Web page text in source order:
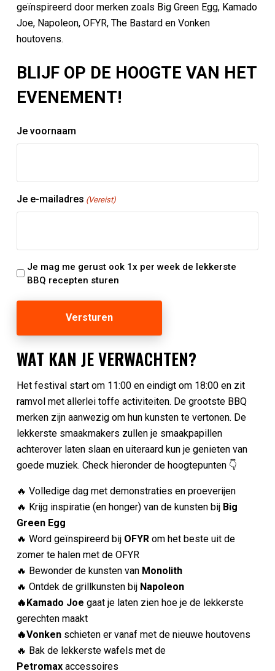
geïnspireerd door merken zoals Big Green Egg, Kamado
Joe, Napoleon, OFYR, The Bastard en Vonken
houtovens.
BLIJF OP DE HOOGTE VAN HET
EVENEMENT!
Je voornaam
Je e-mailadres (Vereist)
Je mag me gerust ook 1x per week de lekkerste
BBQ recepten sturen
WAT KAN JE VERWACHTEN?
Het festival start om 11:00 en eindigt om 18:00 en zit
ramvol met allerlei toffe activiteiten. De grootste BBQ
merken zijn aanwezig om hun kunsten te vertonen. De
lekkerste smaakmakers zullen je smaakpapillen
achterover laten slaan en uiteraard kun je genieten van
goede muziek. Check hieronder de hoogtepunten 👇
🔥 Volledige dag met demonstraties en proeverijen
🔥 Krijg inspiratie (en honger) van de kunsten bij Big
Green Egg
🔥 Word geïnspireerd bij OFYR om het beste uit de
zomer te halen met de OFYR
🔥 Bewonder de kunsten van Monolith
🔥 Ontdek de grillkunsten bij Napoleon
🔥Kamado Joe gaat je laten zien hoe je de lekkerste
gerechten maakt
🔥Vonkenschieten er vanaf met de nieuwe houtovens
🔥 Bak de lekkerste wafels met de
Petromax accessoires